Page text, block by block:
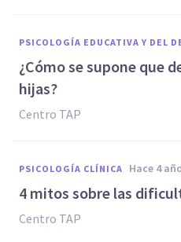
PSICOLOGÍA EDUCATIVA Y DEL
¿Cómo se supone que
hijas?
Centro TAP
PSICOLOGÍA CLÍNICA hace 4
4 mitos sobre las
Centro TAP